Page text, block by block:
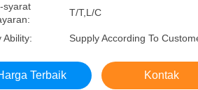
syarat
T/T,L/C
Ability: Supply According To
Terbaik Kontak